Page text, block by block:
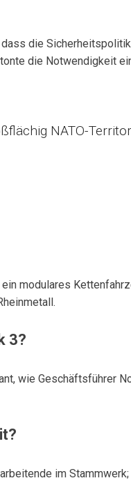
die
die Notwendigkeit
NATO-
modulares
3?
wie Geschäftsführer
im